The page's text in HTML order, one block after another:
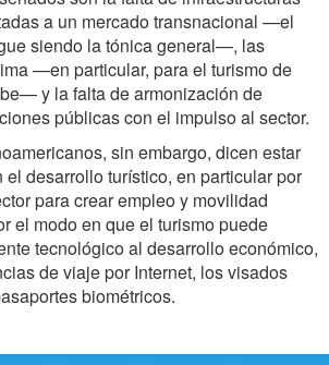
a un mercado transnacional —el
siendo la tónica general—, las
—en particular, para el turismo de
y la falta de armonización de
públicas con el impulso al sector.
sin embargo, dicen estar
el desarrollo turístico, en particular por
para crear empleo y movilidad
el modo en que el turismo puede
tecnológico al desarrollo económico,
de viaje por Internet, los visados
biométricos.